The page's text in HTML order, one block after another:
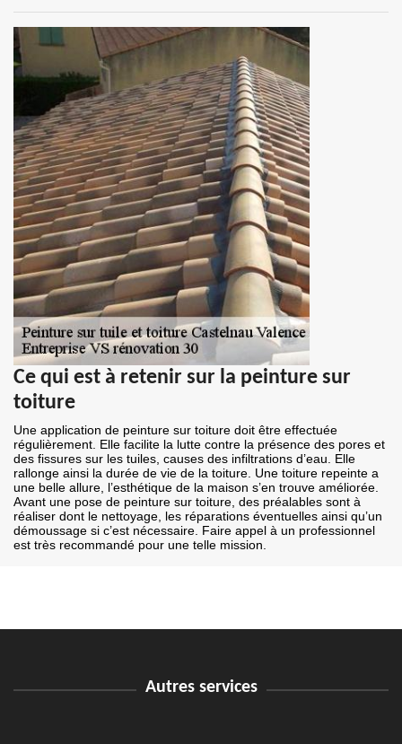
Ce qui est à retenir sur la peinture sur
toiture
Une application de peinture sur toiture doit être effectuée
régulièrement. Elle facilite la lutte contre la présence des pores et
des fissures sur les tuiles, causes des infiltrations d’eau. Elle
rallonge ainsi la durée de vie de la toiture. Une toiture repeinte a
une belle allure, l’esthétique de la maison s’en trouve améliorée.
Avant une pose de peinture sur toiture, des préalables sont à
réaliser dont le nettoyage, les réparations éventuelles ainsi qu’un
démoussage si c’est nécessaire. Faire appel à un professionnel
est très recommandé pour une telle mission.
Autres services